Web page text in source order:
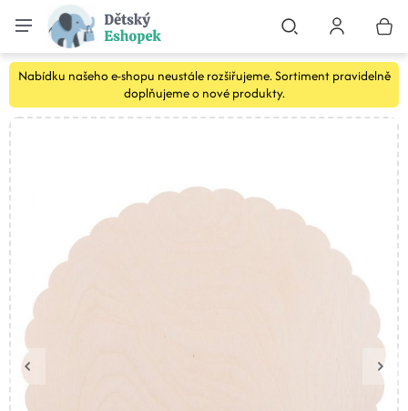
Nabídku našeho e-shopu neustále rozšiřujeme. Sortiment pravidelně
doplňujeme o nové produkty.